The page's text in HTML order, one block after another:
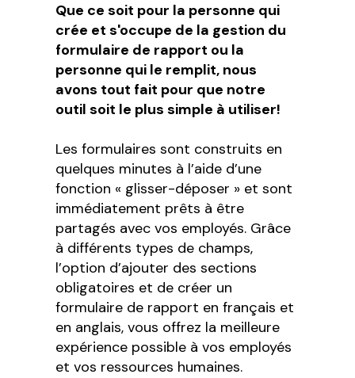
Que ce soit pour la personne qui
crée et s'occupe de la gestion du
formulaire de rapport ou la
personne qui le remplit, nous
avons tout fait pour que notre
outil soit le plus simple à utiliser!
Les formulaires sont construits en
quelques minutes à l’aide d’une
fonction « glisser-déposer » et sont
immédiatement prêts à être
partagés avec vos employés. Grâce
à différents types de champs,
l’option d’ajouter des sections
obligatoires et de créer un
formulaire de rapport en français et
en anglais, vous offrez la meilleure
expérience possible à vos employés
et vos ressources humaines.